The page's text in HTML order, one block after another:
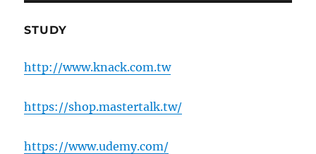
STUDY
http://www.knack.com.tw
https://shop.mastertalk.tw/
https://www.udemy.com/